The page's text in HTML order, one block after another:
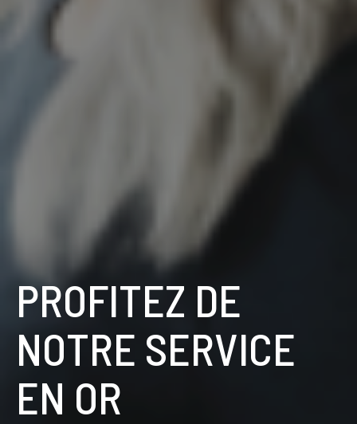
PROFITEZ DE
NOTRE SERVICE
EN OR